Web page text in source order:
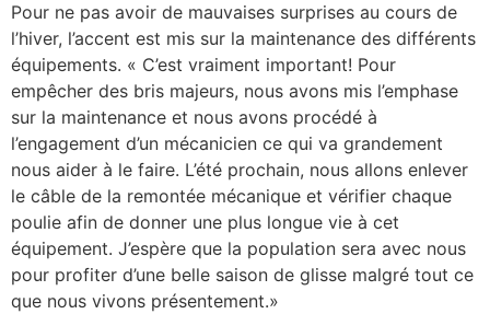
Pour ne pas avoir de mauvaises surprises au cours de
l’hiver, l’accent est mis sur la maintenance des différents
équipements. « C’est vraiment important! Pour
empêcher des bris majeurs, nous avons mis l’emphase
sur la maintenance et nous avons procédé à
l’engagement d’un mécanicien ce qui va grandement
nous aider à le faire. L’été prochain, nous allons enlever
le câble de la remontée mécanique et vérifier chaque
poulie afin de donner une plus longue vie à cet
équipement. J’espère que la population sera avec nous
pour profiter d’une belle saison de glisse malgré tout ce
que nous vivons présentement.»